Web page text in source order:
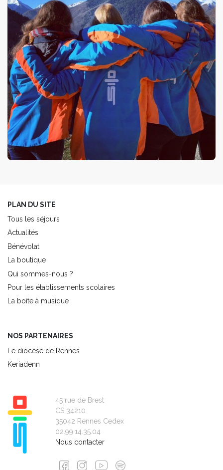
PLAN DU SITE
Tous les séjours
Actualités
Bénévolat
La boutique
Qui sommes-nous ?
Pour les établissements scolaires
La boîte à musique
NOS PARTENAIRES
Le diocèse de Rennes
Keriadenn
45 rue de Brest
CS 34210
35042 Rennes Cedex
02.99.14.35.04
Nous contacter